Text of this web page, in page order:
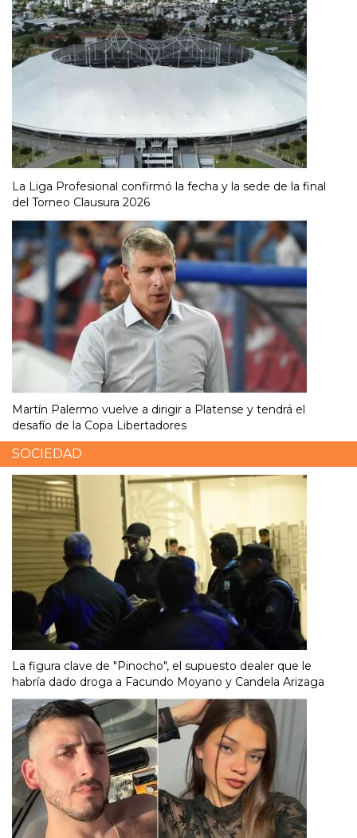
La Liga Profesional confirmó la fecha y la sede de la final
del Torneo Clausura 2026
Martín Palermo vuelve a dirigir a Platense y tendrá el
desafío de la Copa Libertadores
SOCIEDAD
La figura clave de "Pinocho", el supuesto dealer que le
habría dado droga a Facundo Moyano y Candela Arizaga